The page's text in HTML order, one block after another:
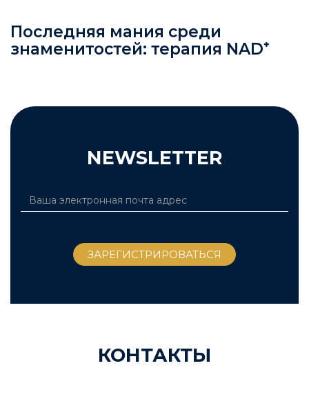
Последняя мания среди
знаменитостей: терапия NAD⁺
NEWSLETTER
КОНТАКТЫ